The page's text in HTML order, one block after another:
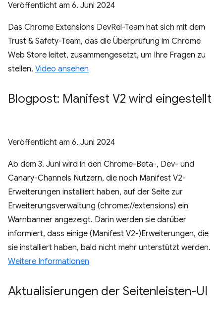
Veröffentlicht am 6. Juni 2024
Das Chrome Extensions DevRel-Team hat sich mit dem
Trust & Safety-Team, das die Überprüfung im Chrome
Web Store leitet, zusammengesetzt, um Ihre Fragen zu
stellen. Video ansehen
Blogpost: Manifest V2 wird eingestellt
Veröffentlicht am 6. Juni 2024
Ab dem 3. Juni wird in den Chrome-Beta-, Dev- und
Canary-Channels Nutzern, die noch Manifest V2-
Erweiterungen installiert haben, auf der Seite zur
Erweiterungsverwaltung (chrome://extensions) ein
Warnbanner angezeigt. Darin werden sie darüber
informiert, dass einige (Manifest V2-)Erweiterungen, die
sie installiert haben, bald nicht mehr unterstützt werden.
Weitere Informationen
Aktualisierungen der Seitenleisten-UI